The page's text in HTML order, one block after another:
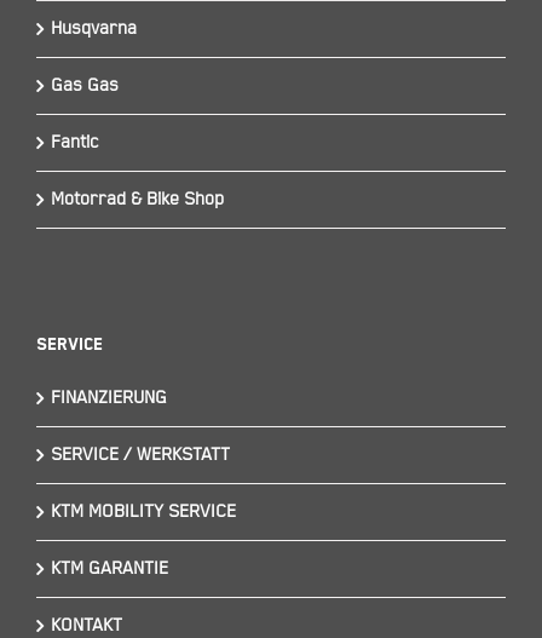
Husqvarna
Gas Gas
Fantic
Motorrad & Bike Shop
Service
FINANZIERUNG
SERVICE / WERKSTATT
KTM MOBILITY SERVICE
KTM GARANTIE
KONTAKT